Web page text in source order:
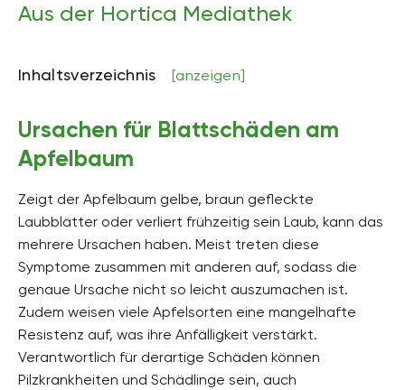
Aus der Hortica Mediathek
Inhaltsverzeichnis [anzeigen]
Ursachen für Blattschäden am
Apfelbaum
Zeigt der Apfelbaum gelbe, braun gefleckte
Laubblätter oder verliert frühzeitig sein Laub, kann das
mehrere Ursachen haben. Meist treten diese
Symptome zusammen mit anderen auf, sodass die
genaue Ursache nicht so leicht auszumachen ist.
Zudem weisen viele Apfelsorten eine mangelhafte
Resistenz auf, was ihre Anfälligkeit verstärkt.
Verantwortlich für derartige Schäden können
Pilzkrankheiten und Schädlinge sein, auch